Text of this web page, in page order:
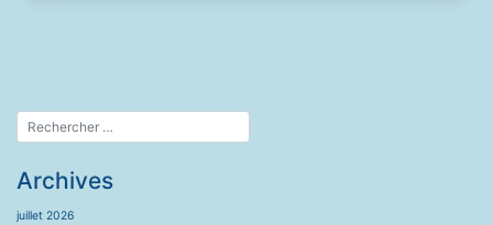
Archives
juillet 2026